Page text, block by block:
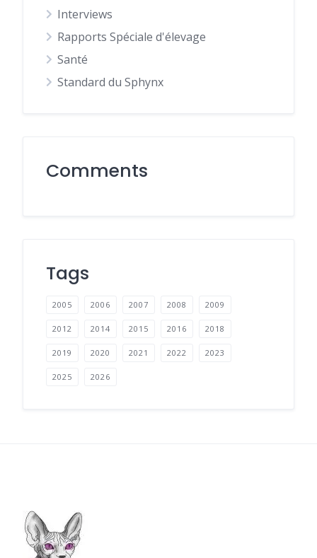
Interviews
Rapports Spéciale d'élevage
Santé
Standard du Sphynx
Comments
Tags
2005 2006 2007 2008 2009
2012 2014 2015 2016 2018
2019 2020 2021 2022 2023
2025 2026